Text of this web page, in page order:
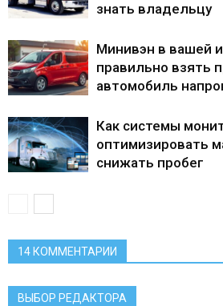
знать владельцу
Минивэн в вашей
правильно взять
автомобиль
Как системы
оптимизировать
снижать пробег
14 КОММЕНТАРИИ
ВЫБОР РЕДАКТОРА